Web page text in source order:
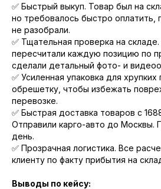
✅ Быстрый выкуп. Товар был на
но требовалось быстро оплатить,
не разобрали.
✅ Тщательная проверка на
пересчитали каждую позицию по
сделали детальный фото- и
✅ Усиленная упаковка для
обрешетку, чтобы избежать
перевозке.
✅ Быстрая доставка товаров с
Отправили карго-авто до Москвы.
день.
✅ Прозрачная логистика. Все
клиенту по факту прибытия на
Выводы по кейсу: